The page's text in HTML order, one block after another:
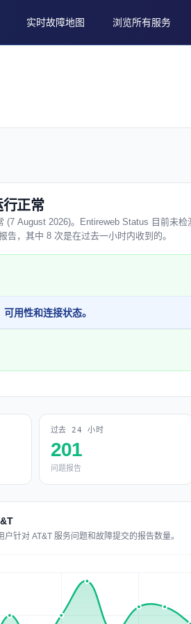
实时故障地图 浏览所有服务
行正常
(7 August 2026)。Entireweb Status 目前未
告，其中 8 次是在过去一小时内收到的。
用性和连接状态。
过去 24 小时
201
问题报告
针对 AT&T 服务问题和故障提交的报告数量。